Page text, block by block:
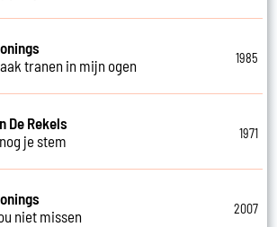
tranen in mijn ogen
1985
De Rekels
je stem
1971
niet missen
2007